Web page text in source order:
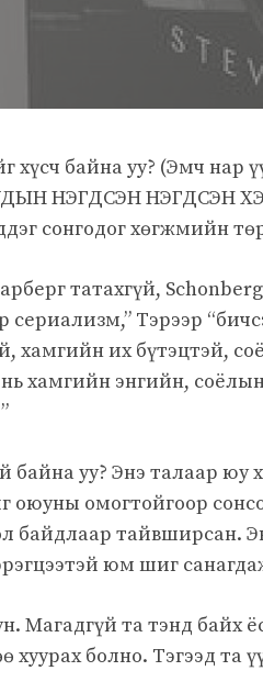
хүсч байна уу? (Эмч нар
НЭГДСЭН НЭГДСЭН
сонгодог хөгжмийн
татахгүй,
сериализм,” Тэрээр
хамгийн их бүтэцтэй,
хамгийн энгийн,
байна уу? Энэ талаар юу
оюуны омогтойгоор
байдлаар тайвширсан.
юм шиг
Магадгүй та тэнд байх
хуурах болно. Тэгээд та